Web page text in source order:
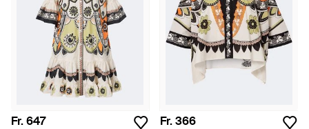
Fr. 647 Fr. 366